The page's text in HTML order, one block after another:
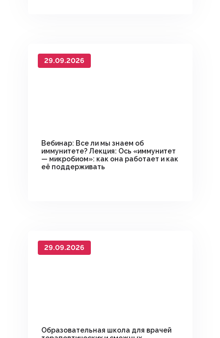
29.09.2026
Вебинар: Все ли мы знаем об
иммунитете? Лекция: Ось «иммунитет
— микробиом»: как она работает и как
её поддерживать
29.09.2026
Образовательная школа для врачей